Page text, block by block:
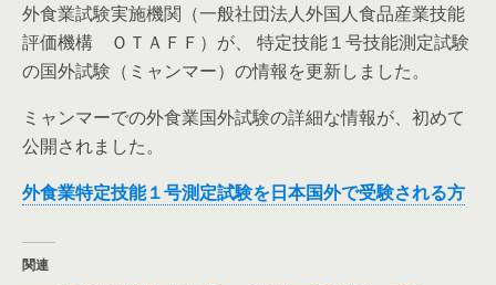
外食業試験実施機関（一般社団法人外国人食品産業技能
評価機構 ＯＴＡＦＦ）が、 特定技能１号技能測定試験
の国外試験（ミャンマー）の情報を更新しました。
ミャンマーでの外食業国外試験の詳細な情報が、初めて
公開されました。
外食業特定技能１号測定試験を日本国外で受験される方
関連